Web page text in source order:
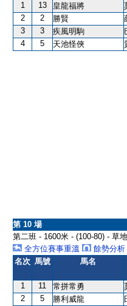
1 13 皇龍福將
2
2 勝賢
3
3 疾風明駒
4
5 天池怪俠
第 10 場
第二班 - 1600米 - (100-80) - 草
全方位賽事重溫
餘勢分析
名次 馬號 馬名
1 11 常拼常勇
2
5 勝利威龍